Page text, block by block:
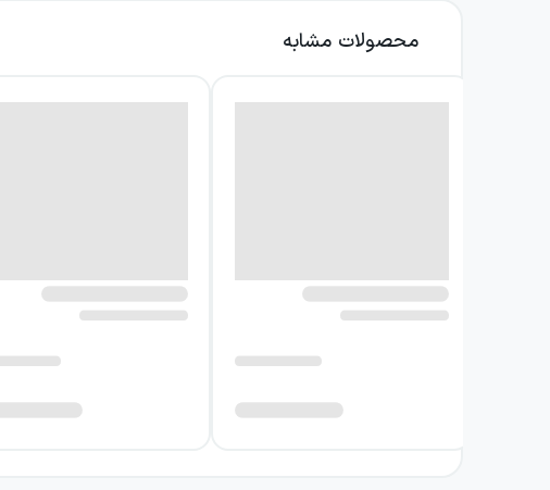
می‌رساند.
نویسنده کتاب پستچی همیشه دوبار
شخصیت‌هایی است که از شرایط موجود رضایت
محصولات مشابه